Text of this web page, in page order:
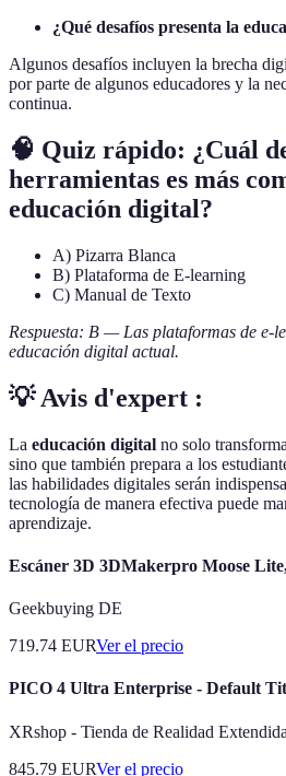
¿Qué desafíos presenta la
Algunos desafíos incluyen la brecha
por parte de algunos educadores y la
continua.
🧠 Quiz rápido: ¿Cuál
herramientas es más
educación digital?
A) Pizarra Blanca
B) Plataforma de E-learning
C) Manual de Texto
Respuesta: B — Las plataformas de e-
educación digital actual.
💡 Avis d'expert :
La educación digital no solo
sino que también prepara a los
las habilidades digitales serán
tecnología de manera efectiva puede
aprendizaje.
Escáner 3D 3DMakerpro Moose
Geekbuying DE
719.74 EURVer el precio
PICO 4 Ultra Enterprise - Default
XRshop - Tienda de Realidad
845.79 EURVer el precio